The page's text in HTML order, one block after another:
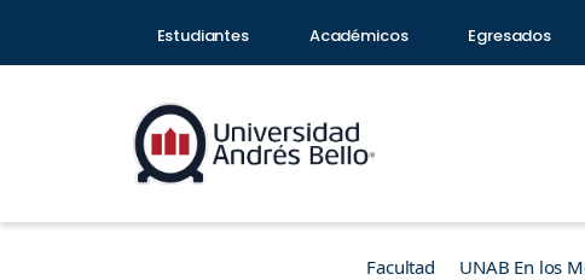
Estudiantes Académicos Egresados
Facultad UNAB En los